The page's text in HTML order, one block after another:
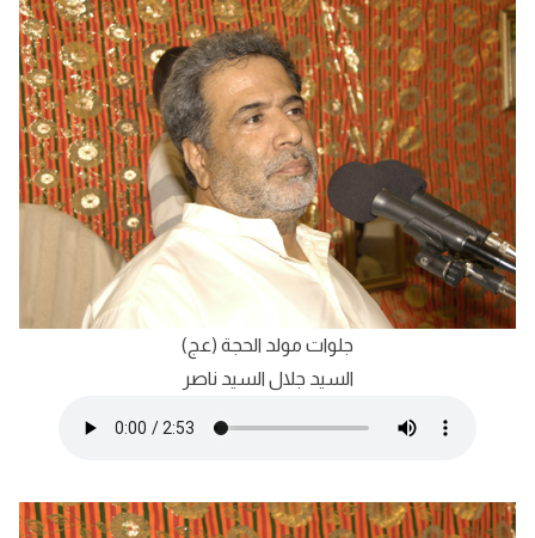
جلوات مولد الحجة (عج)
السيد جلال السيد ناصر